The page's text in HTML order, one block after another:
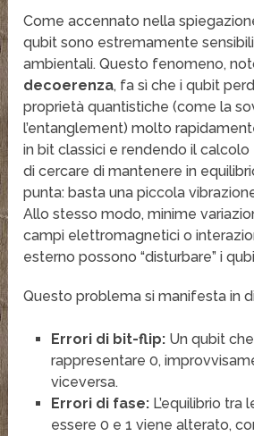
Come accennato nella
qubit sono estremamente
ambientali. Questo fenomeno,
decoerenza, fa sì che i qubit
proprietà quantistiche (come la
l’entanglement) molto
in bit classici e rendendo il
di cercare di mantenere in
punta: basta una piccola
Allo stesso modo, minime
campi elettromagnetici o
esterno possono “disturbare” i
Questo problema si manifesta in
Errori di bit-flip:Un qubit
rappresentare 0,
viceversa.
Errori di fase:L’equilibrio tra
essere 0 e 1 viene alterato,